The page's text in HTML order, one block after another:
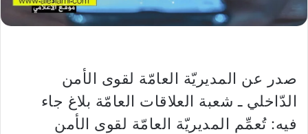
صدر عن المديريّة العامّة لقوى الأمن
الدّاخلي ـ شعبة العلاقات العامّة بلاغ جاء
فيه: تُعمِّم المديريّة العامّة لقوى الأمن